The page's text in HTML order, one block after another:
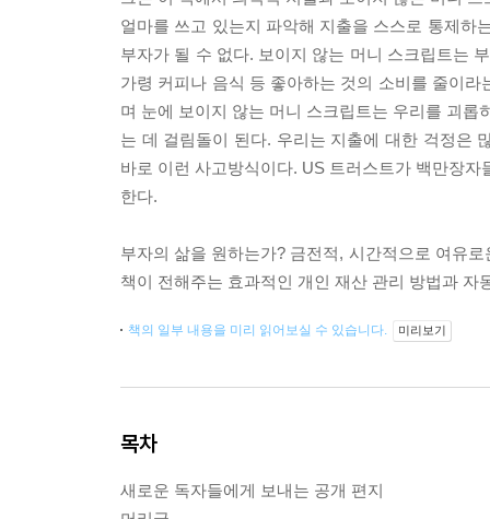
얼마를 쓰고 있는지 파악해 지출을 스스로 통제하
부자가 될 수 없다. 보이지 않는 머니 스크립트는
가령 커피나 음식 등 좋아하는 것의 소비를 줄이
며 눈에 보이지 않는 머니 스크립트는 우리를 괴
는 데 걸림돌이 된다. 우리는 지출에 대한 걱정은
바로 이런 사고방식이다. US 트러스트가 백만장
한다.
부자의 삶을 원하는가? 금전적, 시간적으로 여유
책이 전해주는 효과적인 개인 재산 관리 방법과
책의 일부 내용을 미리 읽어보실 수 있습니다. 미리보기
목차
새로운 독자들에게 보내는 공개 편지